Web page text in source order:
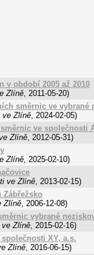
v období 2005 až 2010
Zlíně, 2011-05-20)
směrnic ve vybrané
ve Zlíně, 2024-02-05)
ve společnosti
Zlíně, 2012-05-31)
Zlíně, 2025-02-10)
ve Zlíně, 2013-02-15)
Zábřežsko
Zlíně, 2006-12-08)
vybrané
ve Zlíně, 2015-02-16)
XY, a.s.
Zlíně, 2016-06-15)